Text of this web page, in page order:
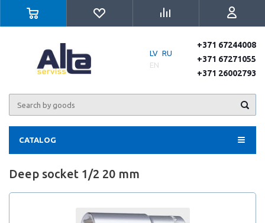
LV RU
EN
+371 67244008
+371 67271055
+371 26002793
CATALOG
Deep socket 1/2 20 mm